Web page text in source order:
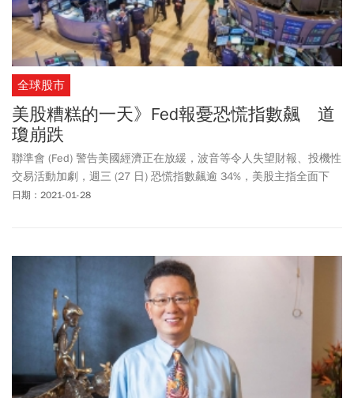
全球股市
美股糟糕的一天》Fed報憂恐慌指數飆 道
瓊崩跌
聯準會 (Fed) 警告美國經濟正在放緩，波音等令人失望財報、投機性
交易活動加劇，週三 (27 日) 恐慌指數飆逾 34%，美股主指全面下
殺。
日期：2021-01-28